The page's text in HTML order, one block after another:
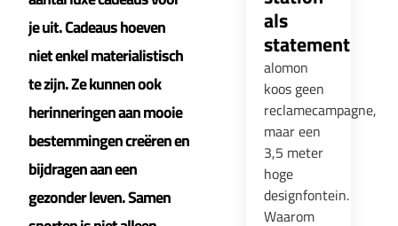
je uit.Cadeaus hoeven
niet enkel materialistisch
te zijn. Ze kunnen ook
herinneringen aan mooie
bestemmingen creëren en
bijdragen aan een
gezonder leven. Samen
als
statement
alomon
koos geen
reclamecampagne,
maar een
3,5 meter
hoge
designfontein.
Waarom